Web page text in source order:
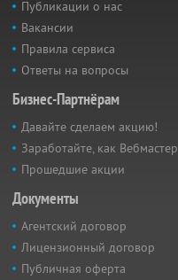
Публикации о нас
Вакансии
Правила сервиса
Ответы на вопросы
Бизнес-Партнёрам
Давайте сделаем акцию!
Заработайте, как Вебмастер
Прошедшие акции
Документы
Агентский договор
Лицензионный договор
Публичная оферта